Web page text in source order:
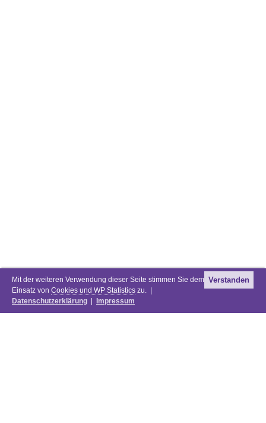
Mit der weiteren Verwendung dieser Seite stimmen Sie dem
Einsatz von Cookies und WP Statistics zu. |
Datenschutzerklärung
Impressum
Verstanden